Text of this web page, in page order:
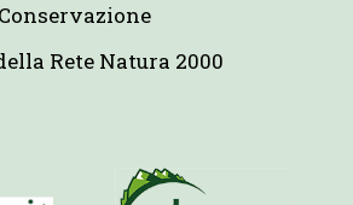
Rete Natura 2000